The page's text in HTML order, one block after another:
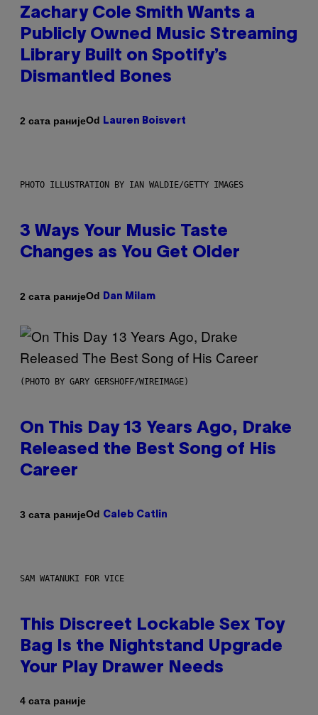
Zachary Cole Smith Wants a
Publicly Owned Music Streaming
Library Built on Spotify’s
Dismantled Bones
2 сата ранијеOd Lauren Boisvert
PHOTO ILLUSTRATION BY IAN WALDIE/GETTY IMAGES
3 Ways Your Music Taste
Changes as You Get Older
2 сата ранијеOd Dan Milam
(PHOTO BY GARY GERSHOFF/WIREIMAGE)
On This Day 13 Years Ago, Drake
Released the Best Song of His
Career
3 сата ранијеOd Caleb Catlin
SAM WATANUKI FOR VICE
This Discreet Lockable Sex Toy
Bag Is the Nightstand Upgrade
Your Play Drawer Needs
4 сата раније